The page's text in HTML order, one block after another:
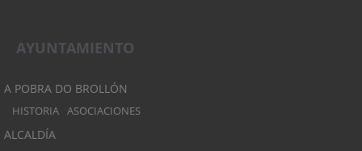
AYUNTAMIENTO
A POBRA DO BROLLÓN
HISTORIA ASOCIACIONES
ALCALDÍA